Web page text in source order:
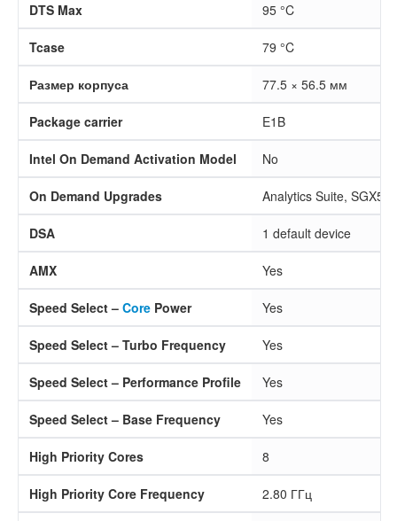
DTS Max 95 °C
Tcase 79 °C
Размер корпуса 77.5 × 56.5 мм
Package carrier E1B
Intel On Demand Activation Model No
On Demand Upgrades Analytics Suite, SGX512
DSA 1 default device
AMX Yes
Speed Select – Core Power Yes
Speed Select – Turbo Frequency Yes
Speed Select – Performance Profile Yes
Speed Select – Base Frequency Yes
High Priority Cores 8
High Priority Core Frequency 2.80 ГГц